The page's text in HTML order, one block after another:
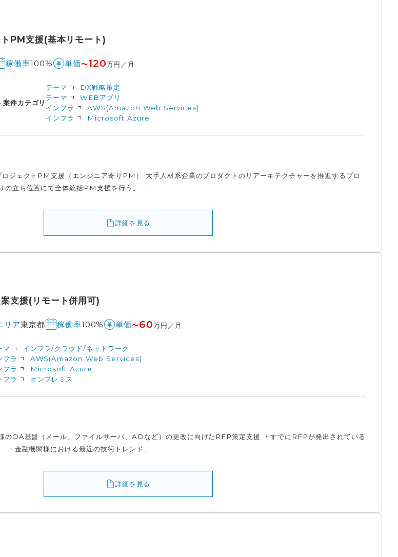
PM支援(基本リモート)
稼働率100% 単価〜120万円／月
案件カテゴリ
テーマ
DX戦略策定
テーマ
WEBアプリ
インフラ
AWS(Amazon Web Services)
インフラ
Microsoft Azure
ジェクトPM支援（エンジニア寄りPM） 大手人材系企業のプロダクトのリアーキテクチャーを推進するプロ
の立ち位置にて全体統括PM支援を行う。 ...
詳細を見る
支援(リモート併用可)
リア東京都 稼働率100% 単価〜60万円／月
マ
インフラ/クラウド/ネットワーク
フラ
AWS(Amazon Web Services)
フラ
Microsoft Azure
フラ
オンプレミス
のOA基盤（メール、ファイルサーバ、ADなど）の更改に向けたRFP策定支援 ・すでにRFPが発出されている
・金融機関様における最近の技術トレンド...
詳細を見る